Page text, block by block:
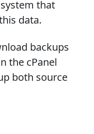
that
data.
backups
the cPanel
both source